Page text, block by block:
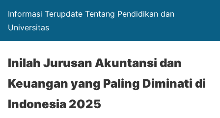
Informasi Terupdate Tentang Pendidikan dan
Universitas
Inilah Jurusan Akuntansi dan
Keuangan yang Paling Diminati di
Indonesia 2025